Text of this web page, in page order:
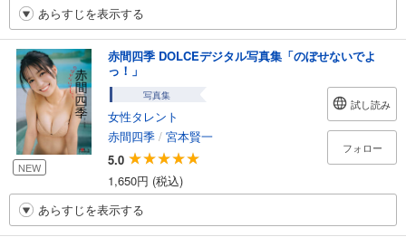
あらすじを表示する
NEW
赤間四季 DOLCEデジタル写真集「のぼせないでよ
っ！」
写真集
女性タレント
赤間四季 / 宮本賢一
5.0
1,650円 (税込)
試し読み
フォロー
あらすじを表示する